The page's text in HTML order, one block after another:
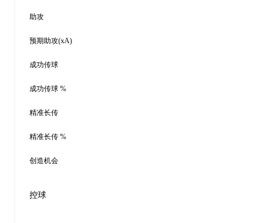
助攻
预期助攻(xA)
成功传球
成功传球 %
精准长传
精准长传 %
创造机会
控球